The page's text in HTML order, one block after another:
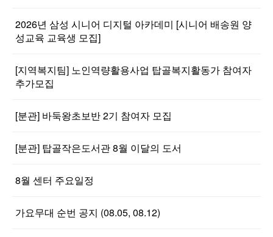
2026년 삼성 시니어 디지털 아카데미 [시니어 배송원 양
성교육 교육생 모집]
[지역복지팀] 노인역량활용사업 탑골복지활동가 참여자
추가모집
[분관] 바둑왕초보반 2기 참여자 모집
[분관] 탑골작은도서관 8월 이달의 도서
8월 센터 주요일정
가요무대 순번 공지 (08.05, 08.12)